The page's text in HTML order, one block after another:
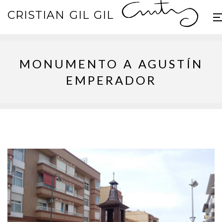
CRISTIAN GIL GIL
MONUMENTO A AGUSTÍN
EMPERADOR